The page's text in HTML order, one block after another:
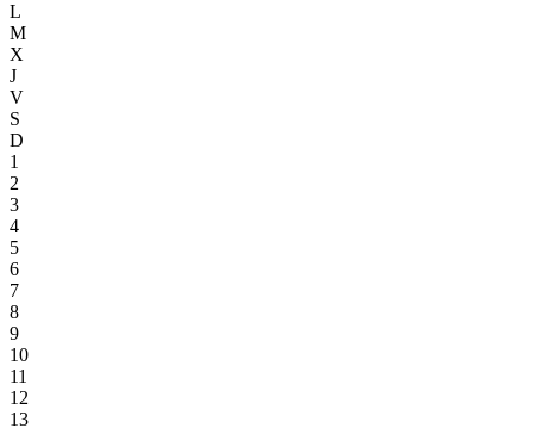
L
M
X
J
V
S
D
1
2
3
4
5
6
7
8
9
10
11
12
13